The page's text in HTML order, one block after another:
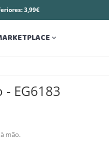
3,99€

- EG6183
mão.